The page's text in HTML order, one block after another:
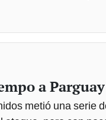
a Parguay
metió una serie